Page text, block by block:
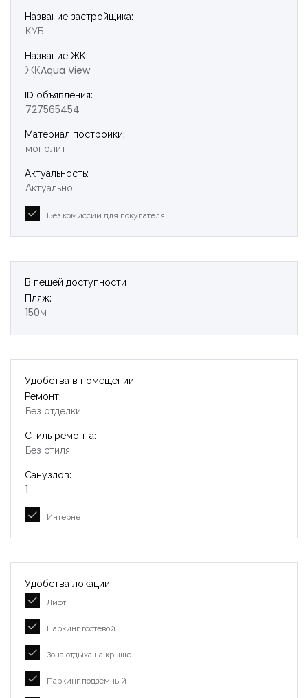
Название застройщика:
КУБ
Название ЖК:
ЖКAqua View
ID объявления:
727565454
Материал постройки:
монолит
Актуальность:
Актуально
Без комиссии для покупателя
В пешей доступности
Пляж:
150м
Удобства в помещении
Ремонт:
Без отделки
Стиль ремонта:
Без стиля
Санузлов:
1
Интернет
Удобства локации
Лифт
Паркинг гостевой
Зона отдыха на крыше
Паркинг подземный